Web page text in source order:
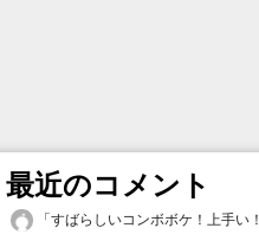
最近のコメント
「すばらしいコンボボケ！上手い！